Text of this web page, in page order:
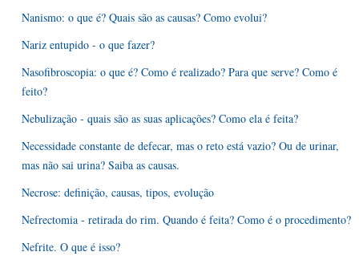
Nanismo: o que é? Quais são as causas? Como evolui?
Nariz entupido - o que fazer?
Nasofibroscopia: o que é? Como é realizado? Para que serve? Como é
feito?
Nebulização - quais são as suas aplicações? Como ela é feita?
Necessidade constante de defecar, mas o reto está vazio? Ou de urinar,
mas não sai urina? Saiba as causas.
Necrose: definição, causas, tipos, evolução
Nefrectomia - retirada do rim. Quando é feita? Como é o procedimento?
Nefrite. O que é isso?